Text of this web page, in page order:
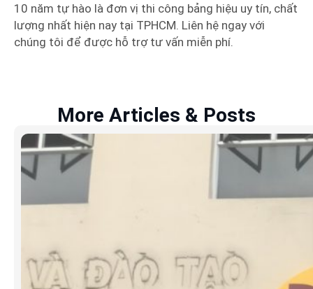
10 năm tự hào là đơn vị thi công bảng hiệu uy tín, chất
lượng nhất hiện nay tại TPHCM. Liên hệ ngay với
chúng tôi để được hỗ trợ tư vấn miễn phí.
More Articles & Posts